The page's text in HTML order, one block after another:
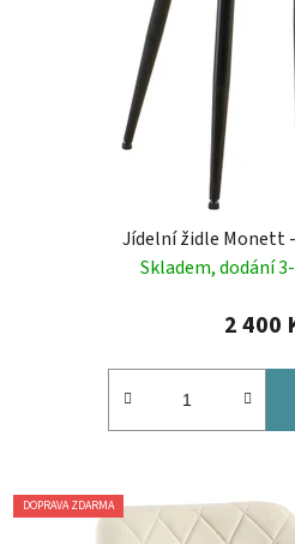
Jídelní židle Monett
Skladem, dodání
2 400
DOPRAVA ZDARMA